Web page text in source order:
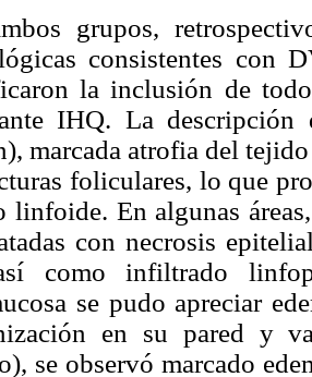
grupos,
consistentes con
la inclusión de
IHQ. La descripción
marcada atrofia del
foliculares, lo que
linfoide. En algunas
con necrosis
como infiltrado
se pudo apreciar
en su pared y
se observó marcado